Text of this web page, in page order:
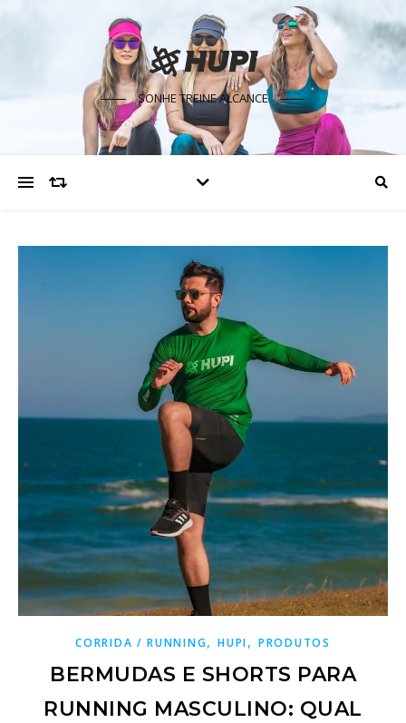
SONHE TREINE ALCANCE
CORRIDA / RUNNING,HUPI,PRODUTOS
BERMUDAS E SHORTS PARA
RUNNING MASCULINO: QUAL